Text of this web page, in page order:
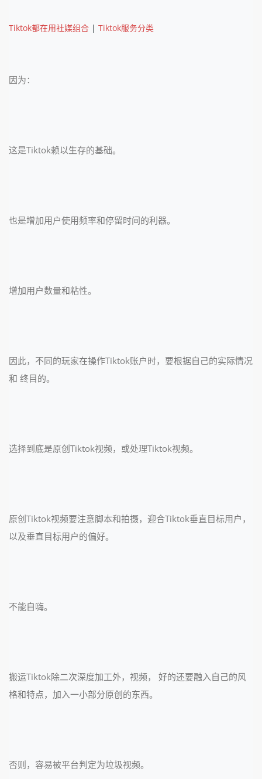
Tiktok都在用社媒组合 | Tiktok服务分类
因为：
这是Tiktok赖以生存的基础。
也是增加用户使用频率和停留时间的利器。
增加用户数量和粘性。
因此，不同的玩家在操作Tiktok账户时，要根据自己的实际情况
和 终目的。
选择到底是原创Tiktok视频，或处理Tiktok视频。
原创Tiktok视频要注意脚本和拍摄，迎合Tiktok垂直目标用户，
以及垂直目标用户的偏好。
不能自嗨。
搬运Tiktok除二次深度加工外，视频， 好的还要融入自己的风
格和特点，加入一小部分原创的东西。
否则，容易被平台判定为垃圾视频。